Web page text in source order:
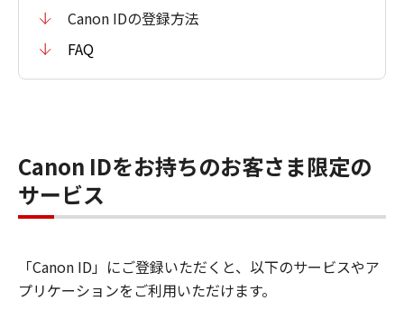
Canon IDの登録方法
FAQ
Canon IDをお持ちのお客さま限定の
サービス
「Canon ID」にご登録いただくと、以下のサービスやア
プリケーションをご利用いただけます。